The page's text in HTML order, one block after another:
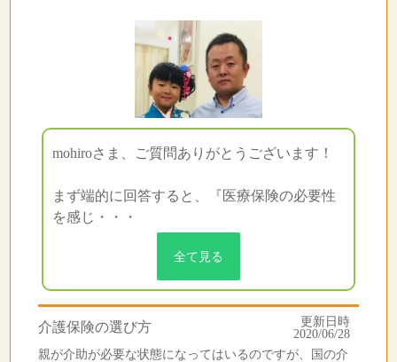
mohiroさま、ご質問ありがとうございます！
まず端的に回答すると、『医療保険の必要性
を感じ・・・
全て見る
介護保険の選び方
更新日時
2020/06/28
親が介助が必要な状態になってはいるのですが、国の介